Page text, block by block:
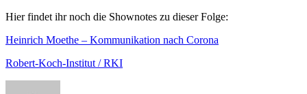
Hier findet ihr noch die Shownotes zu dieser Folge:
Heinrich Moethe – Kommunikation nach Corona
Robert-Koch-Institut / RKI